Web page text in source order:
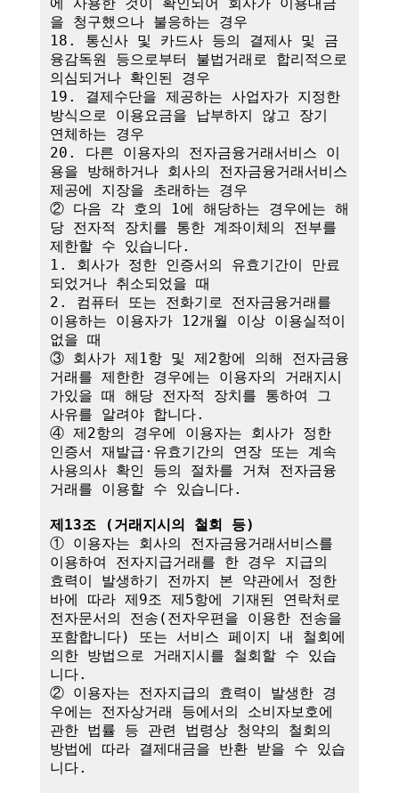
을 청구했으나 불응하는 경우
18. 통신사 및 카드사 등의 결제사 및 금
융감독원 등으로부터 불법거래로 합리적으로
의심되거나 확인된 경우
19. 결제수단을 제공하는 사업자가 지정한
방식으로 이용요금을 납부하지 않고 장기
연체하는 경우
20. 다른 이용자의 전자금융거래서비스 이
용을 방해하거나 회사의 전자금융거래서비스
제공에 지장을 초래하는 경우
② 다음 각 호의 1에 해당하는 경우에는 해
당 전자적 장치를 통한 계좌이체의 전부를
제한할 수 있습니다.
1. 회사가 정한 인증서의 유효기간이 만료
되었거나 취소되었을 때
2. 컴퓨터 또는 전화기로 전자금융거래를
이용하는 이용자가 12개월 이상 이용실적이
없을 때
③ 회사가 제1항 및 제2항에 의해 전자금융
거래를 제한한 경우에는 이용자의 거래지시
가있을 때 해당 전자적 장치를 통하여 그
사유를 알려야 합니다.
④ 제2항의 경우에 이용자는 회사가 정한
인증서 재발급·유효기간의 연장 또는 계속
사용의사 확인 등의 절차를 거쳐 전자금융
거래를 이용할 수 있습니다.
제13조 (거래지시의 철회 등)
① 이용자는 회사의 전자금융거래서비스를
이용하여 전자지급거래를 한 경우 지급의
효력이 발생하기 전까지 본 약관에서 정한
바에 따라 제9조 제5항에 기재된 연락처로
전자문서의 전송(전자우편을 이용한 전송을
포함합니다) 또는 서비스 페이지 내 철회에
의한 방법으로 거래지시를 철회할 수 있습
니다.
② 이용자는 전자지급의 효력이 발생한 경
우에는 전자상거래 등에서의 소비자보호에
관한 법률 등 관련 법령상 청약의 철회의
방법에 따라 결제대금을 반환 받을 수 있습
니다.